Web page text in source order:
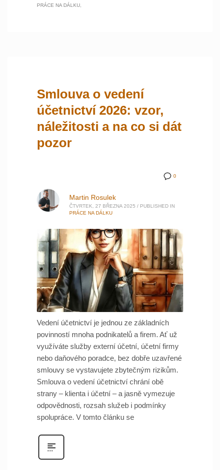
PRÁCE NA DÁLKU
Smlouva o vedení
účetnictví 2026: vzor,
náležitosti a na co si dát
pozor
0
Martin Rosulek
ČTVRTEK, 27 BŘEZNA 2025 / PUBLISHED IN
PRÁCE NA DÁLKU
Vedení účetnictví je jednou ze základních
povinností mnoha podnikatelů a firem. Ať už
využíváte služby externí účetní, účetní firmy
nebo daňového poradce, bez dobře uzavřené
smlouvy se vystavujete zbytečným rizikům.
Smlouva o vedení účetnictví chrání obě
strany – klienta i účetní – a jasně vymezuje
odpovědnosti, rozsah služeb i podmínky
spolupráce. V tomto článku se